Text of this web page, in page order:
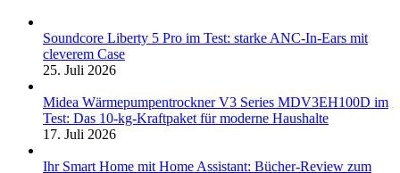
Soundcore Liberty 5 Pro im Test: starke ANC-In-Ears mit
cleverem Case
25. Juli 2026
Midea Wärmepumpentrockner V3 Series MDV3EH100D im
Test: Das 10-kg-Kraftpaket für moderne Haushalte
17. Juli 2026
Ihr Smart Home mit Home Assistant: Bücher-Review zum